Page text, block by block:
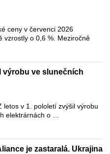
ceny v červenci 2026
vzrostly o 0,6 %. Meziročně
výrobu ve slunečních
letos v 1. pololetí zvýšil výrobu
elektrárnách o …
je zastaralá. Ukrajina